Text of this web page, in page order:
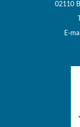
02110
E-